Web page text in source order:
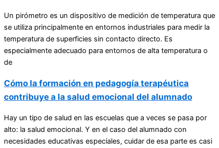
Un pirómetro es un dispositivo de medición de temperatura que
se utiliza principalmente en entornos industriales para medir la
temperatura de superficies sin contacto directo. Es
especialmente adecuado para entornos de alta temperatura o
de
Cómo la formación en pedagogía terapéutica
contribuye a la salud emocional del alumnado
Hay un tipo de salud en las escuelas que a veces se pasa por
alto: la salud emocional. Y en el caso del alumnado con
necesidades educativas especiales, cuidar de esa parte es casi